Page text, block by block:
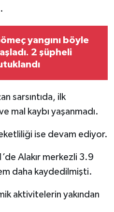
yangını böyle
2 şüpheli
sarsıntıda, ilk
mal kaybı yaşanmadı.
ise devam ediyor.
Alakır merkezli 3.9
daha kaydedilmişti.
aktivitelerin yakından